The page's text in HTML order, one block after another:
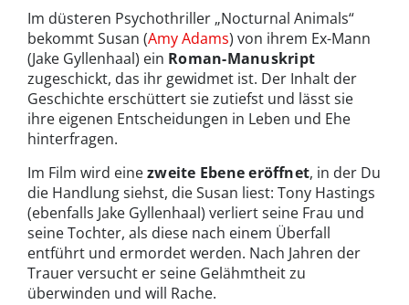
Im düsteren Psychothriller „Nocturnal Animals“
bekommt Susan (Amy Adams) von ihrem Ex-Mann
(Jake Gyllenhaal) ein Roman-Manuskript
zugeschickt, das ihr gewidmet ist. Der Inhalt der
Geschichte erschüttert sie zutiefst und lässt sie
ihre eigenen Entscheidungen in Leben und Ehe
hinterfragen.
Im Film wird einezweite Ebene eröffnet, in der Du
die Handlung siehst, die Susan liest: Tony Hastings
(ebenfalls Jake Gyllenhaal) verliert seine Frau und
seine Tochter, als diese nach einem Überfall
entführt und ermordet werden. Nach Jahren der
Trauer versucht er seine Gelähmtheit zu
überwinden und will Rache.